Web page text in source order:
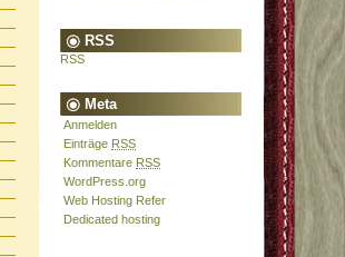
RSS
RSS
Meta
Anmelden
Einträge RSS
Kommentare RSS
WordPress.org
Web Hosting Refer
Dedicated hosting